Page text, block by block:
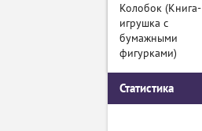
Колобок (Книга-
игрушка с
бумажными
фигурками)
Статистика